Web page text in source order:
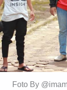
Foto By